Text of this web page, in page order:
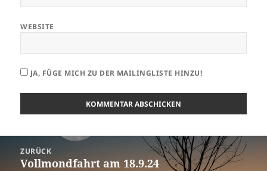
WEBSITE
JA, FÜGE MICH ZU DER MAILINGLISTE HINZU!
Navigation
ZURÜCK
Vorheriger
Vollmondfahrt am 18.9.24